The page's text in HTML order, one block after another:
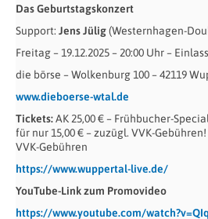
Das Geburtstagskonzert
Support: Jens Jülig(Westernhagen-
Freitag – 19.12.2025 – 20:00 Uhr –
die börse – Wolkenburg 100 – 42119
www.dieboerse-wtal.de
Tickets:AK 25,00 € – Frühbucher-
für nur 15,00 € – zuzügl. VVK-Gebühren!
VVK-Gebühren
https://www.wuppertal-live.de/
YouTube-Link zum Promovideo
https://www.youtube.com/